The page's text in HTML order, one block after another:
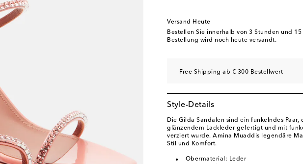
EU 41 Auf die Wunschliste
EU 41.5
EU 43 Auf die Wunschliste
Versand Heute
Bestellen Sie innerhalb von 3 Stunden und 15
Bestellung wird noch heute versandt.
Free Shipping ab € 300 Bestellwert
Style-Details
Die Gilda Sandalen sind ein funkelndes Paar,
glänzendem Lackleder gefertigt und mit
verziert wurde. Amina Muaddis legendäre
Stil und Komfort.
Obermaterial: Leder